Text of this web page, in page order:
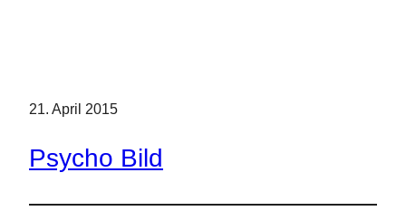
21. April 2015
Psycho Bild